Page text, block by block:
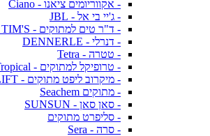
- אקווריומים ציאנו - Ciano
- ג'יי בי אל - JBL
- ד"ר טים למתוקים - DR. TIM'S
- דנרלי - DENNERLE
- טטרה - Tetra
- טרופיקל למתוקים - Tropical
- מיקרוב ליפט מתוקים - MICROBE LIFT
- מתוקים Seachem
- סאן סאן - SUNSUN
- סליפרט מתוקים
- סרה - Sera